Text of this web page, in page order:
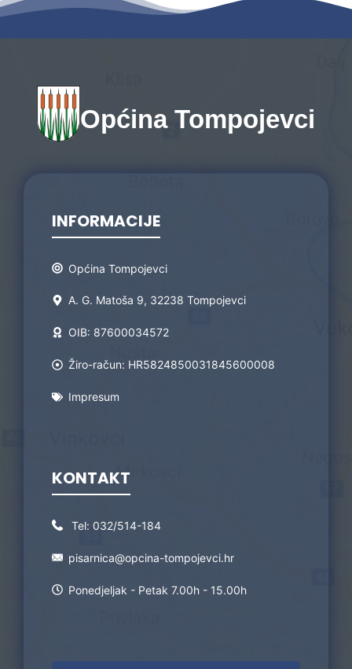
Općina Tompojevci
INFORMACIJE
Općina Tompojevci
A. G. Matoša 9, 32238 Tompojevci
OIB: 87600034572
Žiro-račun: HR5824850031845600008
Impresum
KONTAKT
Tel: 032/514-184
pisarnica@opcina-tompojevci.hr
Ponedjeljak - Petak 7.00h - 15.00h